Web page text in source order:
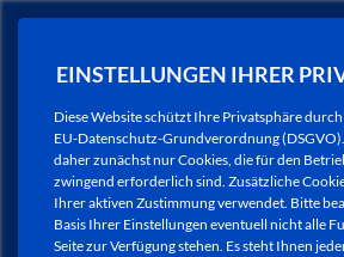
EINSTELLUNGEN IHRER
Diese Website schützt Ihre Privatsphäre
EU-Datenschutz-Grundverordnung
daher zunächst nur Cookies, die für den
zwingend erforderlich sind. Zusätzliche
Ihrer aktiven Zustimmung verwendet. Bitte
Basis Ihrer Einstellungen eventuell nicht alle
Seite zur Verfügung stehen. Es steht Ihnen